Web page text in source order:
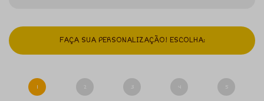
FAÇA SUA PERSONALIZAÇÃO! ESCOLHA:
1 2 3 4 5